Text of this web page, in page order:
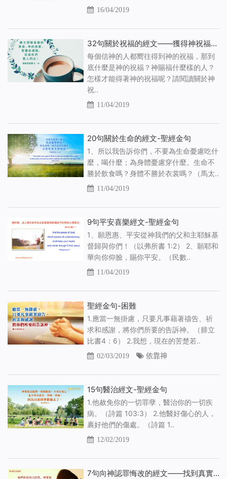
16/04/2019
32句關於祝福的經文——獲得神祝福的途徑
每個信神的人都嚮往得到神的祝福，那到
底什麼是神的祝福？神賜福什麼樣的人？
怎樣才能得著神的祝福呢？請閱讀關於神
祝..
11/04/2019
20句關於生命的經文-聖經金句
1、所以我告訴你們，不要為生命憂慮吃什
麼，喝什麼；為身體憂慮穿什麼。生命不
勝於飲食嗎？身體不勝於衣裳嗎？（馬太..
11/04/2019
9句平安喜樂經文-聖經金句
1、願恩惠、平安從神我們的父和主耶穌基
督歸與你們！（以弗所書 1:2） 2、願耶和
華向你仰臉，賜你平安。（民數..
11/04/2019
聖經金句-困難
1.應當一無掛慮，只要凡事藉著禱告、祈
求和感謝，將你們所要的告訴神。（腓立
比書4：6） 2.我想，現在的苦楚若..
02/03/2019 依靠神
15句醫治經文-聖經金句
1.他赦免你的一切罪孽，醫治你的一切疾
病。（詩篇 103:3） 2.他醫好傷心的人，
裹好他們的傷處。（詩篇 1..
12/02/2019
7句向神認罪悔改的經文——找到真實悔改的路途